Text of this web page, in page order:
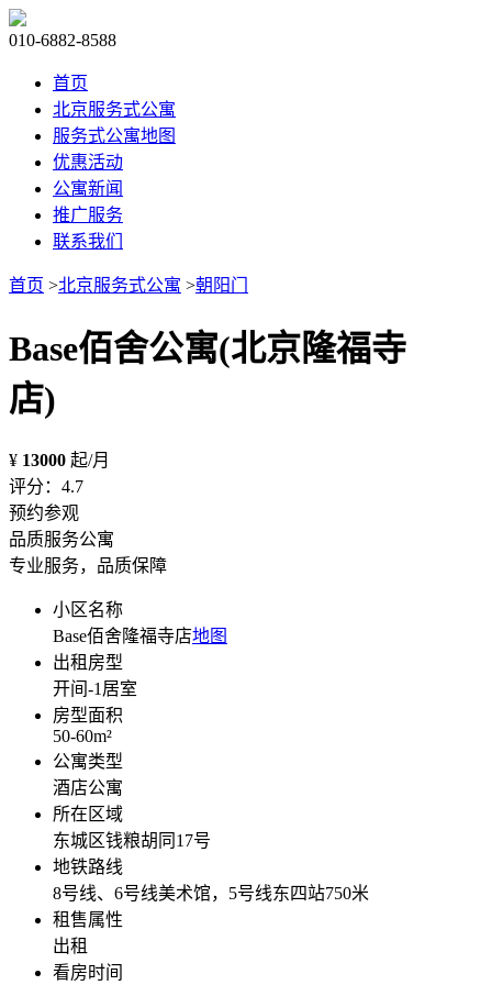
010-6882-8588
首页
北京服务式公寓
服务式公寓地图
优惠活动
公寓新闻
推广服务
联系我们
首页 >北京服务式公寓 >朝阳门
Base佰舍公寓(北京隆福寺
店)
¥ 13000 起/月
评分：4.7
预约参观
品质服务公寓
专业服务，品质保障
小区名称
Base佰舍隆福寺店地图
出租房型
开间-1 居室
房型面积
50-60m²
公寓类型
酒店公寓
所在区域
东城区钱粮胡同17号
地铁路线
8号线、6号线美术馆，5号线东四站750米
租售属性
出租
看房时间